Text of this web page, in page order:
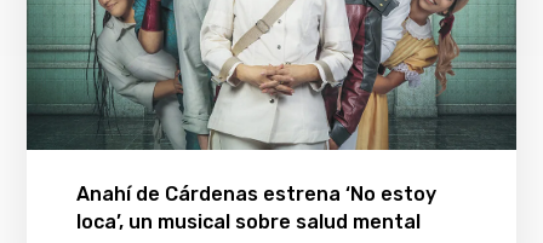
Anahí de Cárdenas estrena ‘No estoy
loca’, un musical sobre salud mental